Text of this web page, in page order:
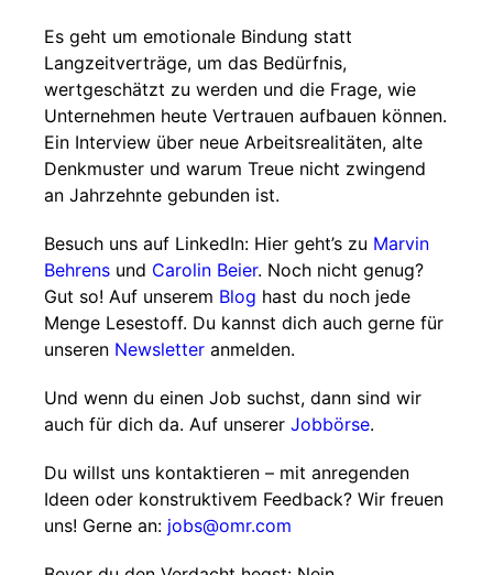
Es geht um emotionale Bindung statt
Langzeitverträge, um das Bedürfnis,
wertgeschätzt zu werden und die Frage, wie
Unternehmen heute Vertrauen aufbauen können.
Ein Interview über neue Arbeitsrealitäten, alte
Denkmuster und warum Treue nicht zwingend
an Jahrzehnte gebunden ist.
Besuch uns auf LinkedIn: Hier geht’s zu Marvin
Behrens und Carolin Beier. Noch nicht genug?
Gut so! Auf unserem Blog hast du noch jede
Menge Lesestoff. Du kannst dich auch gerne für
unseren Newsletter anmelden.
Und wenn du einen Job suchst, dann sind wir
auch für dich da. Auf unserer Jobbörse.
Du willst uns kontaktieren – mit anregenden
Ideen oder konstruktivem Feedback? Wir freuen
uns! Gerne an: jobs@omr.com